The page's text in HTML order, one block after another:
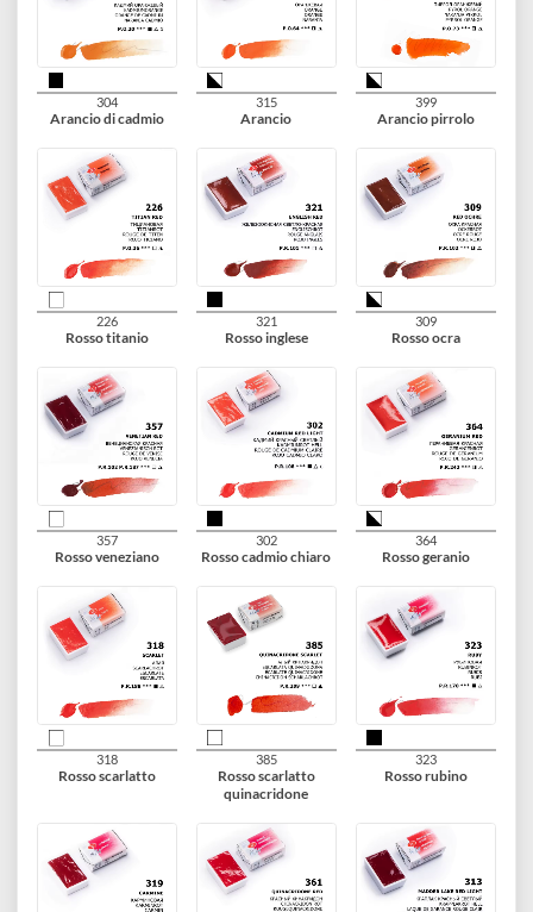
270
Giallo ossido di ferro
219
Giallo napoli chiaro
244
Oro giallo indiano
254
Arancio di napoli
216
Giallo oro
217
Giallo oro scuro
304
Arancio di cadmio
315
Arancio
399
Arancio pirrolo
226 321 309